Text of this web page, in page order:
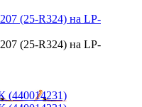
(25-R324) на LP-
(25-R324) на LP-
(440014231)